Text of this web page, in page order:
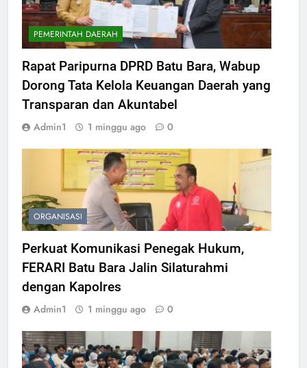
PEMERINTAH DAERAH
Rapat Paripurna DPRD Batu Bara, Wabup
Dorong Tata Kelola Keuangan Daerah yang
Transparan dan Akuntabel
Admin1 1 minggu ago 0
ORGANISASI
Perkuat Komunikasi Penegak Hukum,
FERARI Batu Bara Jalin Silaturahmi
dengan Kapolres
Admin1 1 minggu ago 0